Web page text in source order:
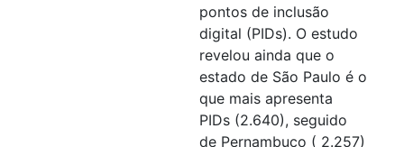
pontos de inclusão
digital (PIDs). O estudo
revelou ainda que o
estado de São Paulo é o
que mais apresenta
PIDs (2.640), seguido
de Pernambuco ( 2.257)